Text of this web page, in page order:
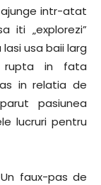
intr-atat
iti „explorezi”
usa baii larg
rupta in fata
in relatia de
pasiunea
lucruri pentru
Un faux-pas de